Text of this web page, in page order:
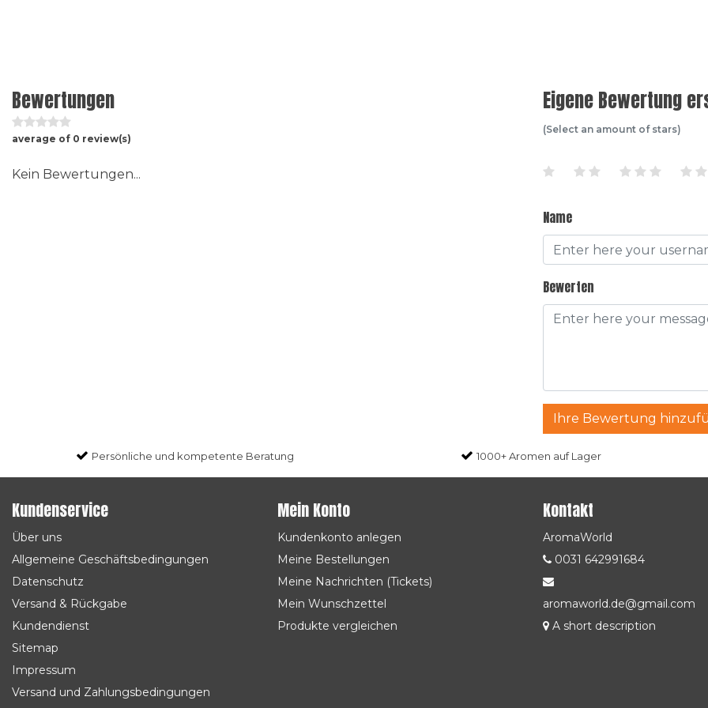
Bewertungen
average of 0 review(s)
Kein Bewertungen...
Eigene Bewertung
(Select an amount of stars)
Name
Bewerten
Ihre Bewertung
Persönliche und kompetente Beratung 1000+ Aromen auf Lager
Kundenservice
Über uns
Allgemeine Geschäftsbedingungen
Datenschutz
Versand & Rückgabe
Kundendienst
Sitemap
Impressum
Versand und Zahlungsbedingungen
Mein Konto
Kundenkonto anlegen
Meine Bestellungen
Meine Nachrichten (Tickets)
Mein Wunschzettel
Produkte vergleichen
Kontakt
AromaWorld
0031 642991684
aromaworld.de@gmail.com
A short description